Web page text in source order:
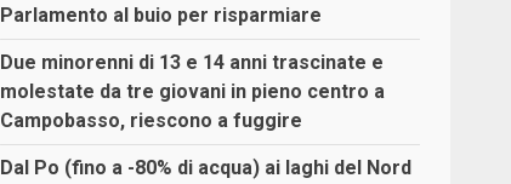
Parlamento al buio per risparmiare
Due minorenni di 13 e 14 anni trascinate e
molestate da tre giovani in pieno centro a
Campobasso, riescono a fuggire
Dal Po (fino a -80% di acqua) ai laghi del Nord